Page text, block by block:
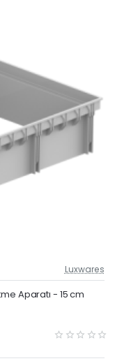
Güncel Fiyat
Yeni Ürün
Luxwares
Aparatı - 15 cm